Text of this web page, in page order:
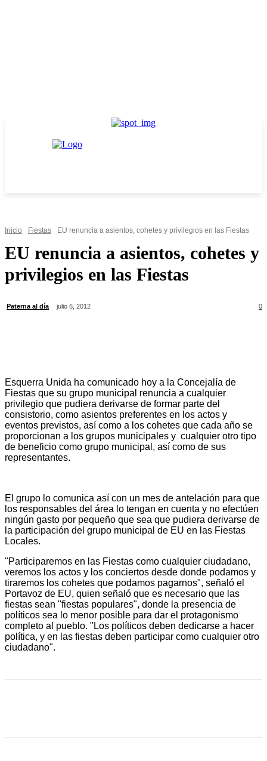
Inicio Fiestas EU renuncia a asientos, cohetes y privilegios en las Fiestas
EU renuncia a asientos, cohetes y
privilegios en las Fiestas
Paterna al día julio 6, 2012 0
Esquerra Unida ha comunicado hoy a la Concejalía de
Fiestas que su grupo municipal renuncia a cualquier
privilegio que pudiera derivarse de formar parte del
consistorio, como asientos preferentes en los actos y
eventos previstos, así como a los cohetes que cada año se
proporcionan a los grupos municipales y cualquier otro tipo
de beneficio como grupo municipal, así como de sus
representantes.
El grupo lo comunica así con un mes de antelación para que
los responsables del área lo tengan en cuenta y no efectúen
ningún gasto por pequeño que sea que pudiera derivarse de
la participación del grupo municipal de EU en las Fiestas
Locales.
"Participaremos en las Fiestas como cualquier ciudadano,
veremos los actos y los conciertos desde donde podamos y
tiraremos los cohetes que podamos pagarnos", señaló el
Portavoz de EU, quien señaló que es necesario que las
fiestas sean "fiestas populares", donde la presencia de
políticos sea lo menor posible para dar el protagonismo
completo al pueblo. "Los políticos deben dedicarse a hacer
política, y en las fiestas deben participar como cualquier otro
ciudadano".